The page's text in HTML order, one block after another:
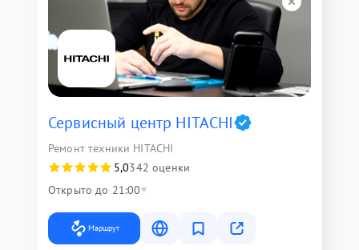
Сервисный центр HITACHI
Ремонт техники HITACHI
5,0342 оценки
Открыто до 21:00
Маршрут